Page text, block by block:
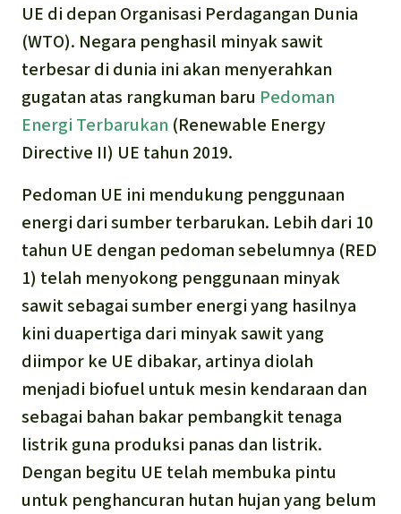
UE di depan Organisasi Perdagangan Dunia
(WTO). Negara penghasil minyak sawit
terbesar di dunia ini akan menyerahkan
gugatan atas rangkuman baru Pedoman
Energi Terbarukan (Renewable Energy
Directive II) UE tahun 2019.
Pedoman UE ini mendukung penggunaan
energi dari sumber terbarukan. Lebih dari 10
tahun UE dengan pedoman sebelumnya (RED
1) telah menyokong penggunaan minyak
sawit sebagai sumber energi yang hasilnya
kini duapertiga dari minyak sawit yang
diimpor ke UE dibakar, artinya diolah
menjadi biofuel untuk mesin kendaraan dan
sebagai bahan bakar pembangkit tenaga
listrik guna produksi panas dan listrik.
Dengan begitu UE telah membuka pintu
untuk penghancuran hutan hujan yang belum